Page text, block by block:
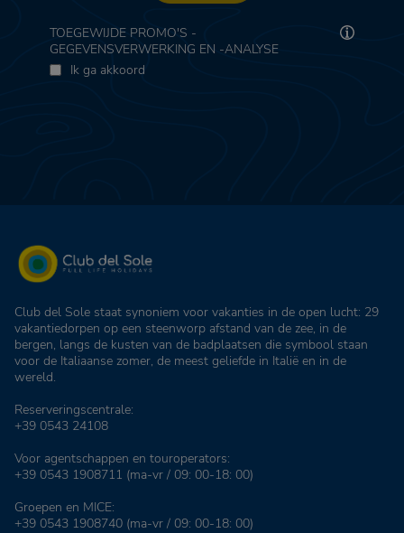
TOEGEWIJDE PROMO'S -
GEGEVENSVERWERKING EN -ANALYSE
Ik ga akkoord
Club del Sole staat synoniem voor vakanties in de open lucht: 29
vakantiedorpen op een steenworp afstand van de zee, in de
bergen, langs de kusten van de badplaatsen die symbool staan
voor de Italiaanse zomer, de meest geliefde in Italië en in de
wereld.
Reserveringscentrale:
+39 0543 24108
Voor agentschappen en touroperators:
+39 0543 1908711 (ma-vr / 09: 00-18: 00)
Groepen en MICE:
+39 0543 1908740 (ma-vr / 09: 00-18: 00)